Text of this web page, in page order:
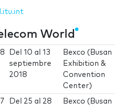
World
Del10 al13
septiembre
2018
Bexco (Busan
Exhibition &
Convention
Center)
Del 25 al 28
Bexco (Busan